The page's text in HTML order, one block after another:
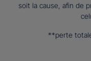
soit la cause, afin de
**perte